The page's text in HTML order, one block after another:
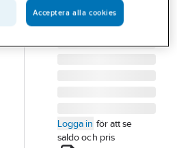
HABO 1681 MP SB
Lev. artikelnr: 1586
Logga in för att se
saldo och pris
Acceptera alla cookies